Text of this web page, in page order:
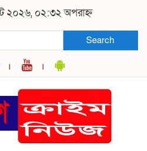
২০২৬, ০২:৩২ অপরাহ্ন
Search